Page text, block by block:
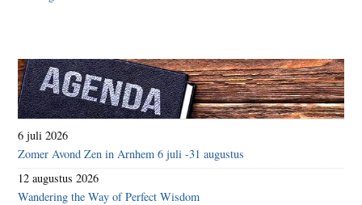
6 juli 2026
Zomer Avond Zen in Arnhem 6 juli -31 augustus
12 augustus 2026
Wandering the Way of Perfect Wisdom